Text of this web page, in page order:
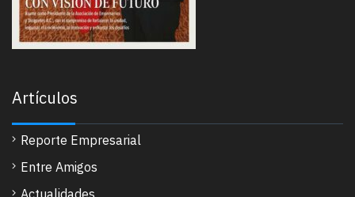
Artículos
Reporte Empresarial
Entre Amigos
Actualidades